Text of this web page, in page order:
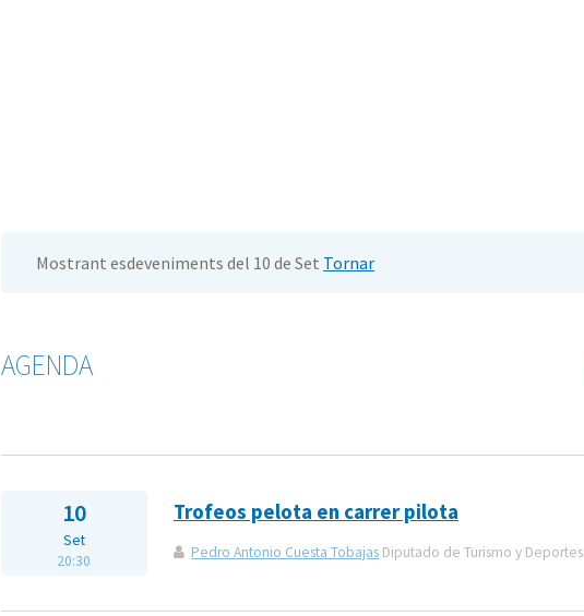
Mostrant esdeveniments del 10 de Set Tornar
AGENDA
10
Set
20:30
Trofeos pelota en carrer pilota
Pedro Antonio Cuesta Tobajas Diputado de Turismo y Deportes